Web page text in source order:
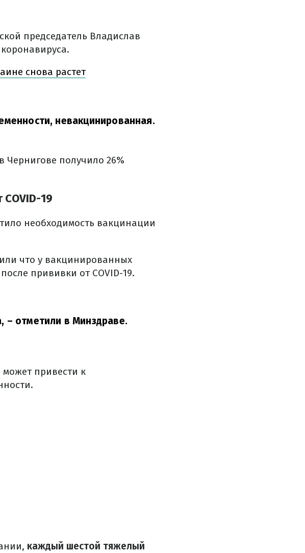
председатель Владислав
снова растет
невакцинированная.
Чернигове получило 26%
19
необходимость вакцинации
что у вакцинированных
прививки от COVID-19.
– отметили в Минздраве.
привести к
каждый шестой тяжелый